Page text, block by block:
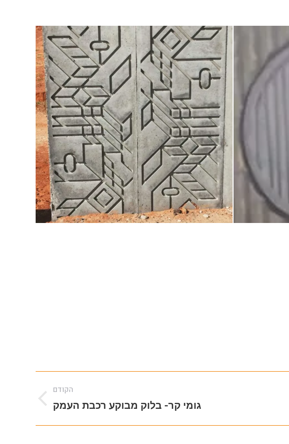
הקודם
הקודםגומי קר- בלוק מבוקע רכבת העמק